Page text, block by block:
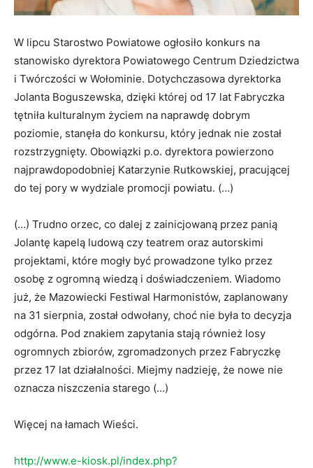
W lipcu Starostwo Powiatowe ogłosiło konkurs na
stanowisko dyrektora Powiatowego Centrum Dziedzictwa
i Twórczości w Wołominie. Dotychczasowa dyrektorka
Jolanta Boguszewska, dzięki której od 17 lat Fabryczka
tętniła kulturalnym życiem na naprawdę dobrym
poziomie, stanęła do konkursu, który jednak nie został
rozstrzygnięty. Obowiązki p.o. dyrektora powierzono
najprawdopodobniej Katarzynie Rutkowskiej, pracującej
do tej pory w wydziale promocji powiatu. (…)
(…) Trudno orzec, co dalej z zainicjowaną przez panią
Jolantę kapelą ludową czy teatrem oraz autorskimi
projektami, które mogły być prowadzone tylko przez
osobę z ogromną wiedzą i doświadczeniem. Wiadomo
już, że Mazowiecki Festiwal Harmonistów, zaplanowany
na 31 sierpnia, został odwołany, choć nie była to decyzja
odgórna. Pod znakiem zapytania stają również losy
ogromnych zbiorów, zgromadzonych przez Fabryczkę
przez 17 lat działalności. Miejmy nadzieję, że nowe nie
oznacza niszczenia starego (…)
Więcej na łamach Wieści.
http://www.e-kiosk.pl/index.php?